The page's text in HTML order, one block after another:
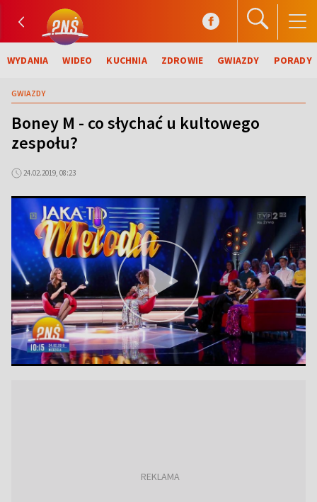
WYDANIA WIDEO KUCHNIA ZDROWIE GWIAZDY PORADY
GWIAZDY
Boney M - co słychać u kultowego
zespołu?
24.02.2019, 08:23